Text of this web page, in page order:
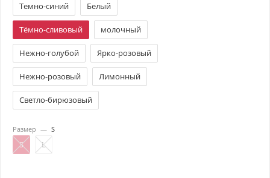
Темно-синий Белый
Тёмно-сливовый молочный
Нежно-голубой Ярко-розовый
Нежно-розовый Лимонный
Светло-бирюзовый
Размер — S
S L